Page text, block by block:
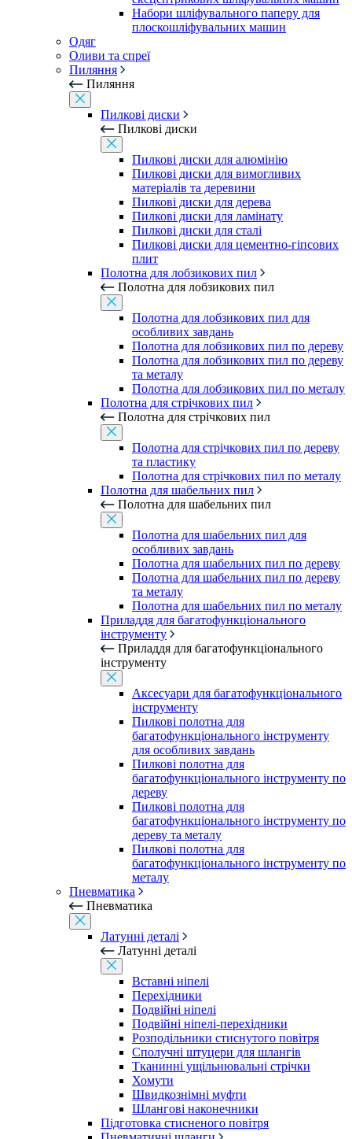
Набори шліфувального паперу для
плоскошліфувальних машин
Одяг
Оливи та спреї
Пиляння
Пиляння
Пилкові диски
Пилкові диски
Пилкові диски для алюмінію
Пилкові диски для вимогливих
матеріалів та деревини
Пилкові диски для дерева
Пилкові диски для ламінату
Пилкові диски для сталі
Пилкові диски для цементно-гіпсових
плит
Полотна для лобзикових пил
Полотна для лобзикових пил
Полотна для лобзикових пил для
особливих завдань
Полотна для лобзикових пил по дереву
Полотна для лобзикових пил по дереву
та металу
Полотна для лобзикових пил по металу
Полотна для стрічкових пил
Полотна для стрічкових пил
Полотна для стрічкових пил по дереву
та пластику
Полотна для стрічкових пил по металу
Полотна для шабельних пил
Полотна для шабельних пил
Полотна для шабельних пил для
особливих завдань
Полотна для шабельних пил по дереву
Полотна для шабельних пил по дереву
та металу
Полотна для шабельних пил по металу
Приладдя для багатофункціонального
інструменту
Приладдя для багатофункціонального
інструменту
Аксесуари для багатофункціонального
інструменту
Пилкові полотна для
багатофункціонального інструменту
для особливих завдань
Пилкові полотна для
багатофункціонального інструменту по
дереву
Пилкові полотна для
багатофункціонального інструменту по
дереву та металу
Пилкові полотна для
багатофункціонального інструменту по
металу
Пневматика
Пневматика
Латунні деталі
Латунні деталі
Вставні ніпелі
Перехідники
Подвійні ніпелі
Подвійні ніпелі-перехідники
Розподільники стиснутого повітря
Сполучні штуцери для шлангів
Тканинні ущільнювальні стрічки
Хомути
Швидкознімні муфти
Шлангові наконечники
Підготовка стисненого повітря